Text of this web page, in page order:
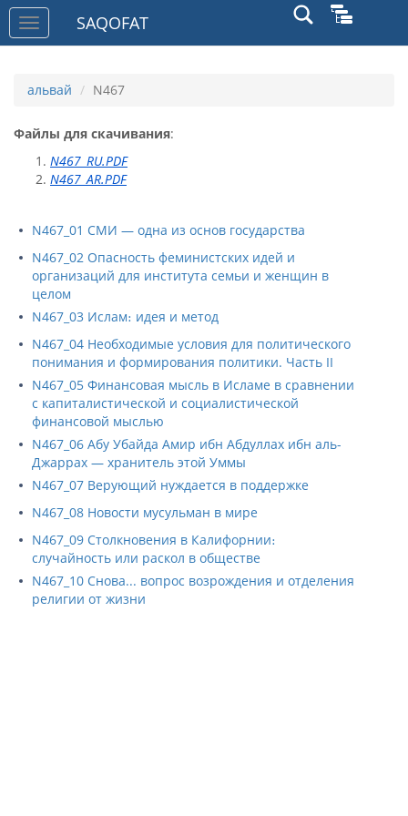
Toggle
navigation
SAQOFAT
альвай N467
Файлы для скачивания:
N467_RU.PDF
N467_AR.PDF
N467_01 СМИ — одна из основ государства
N467_02 Опасность феминистских идей и
организаций для института семьи и женщин в
целом
N467_03 Ислам։ идея и метод
N467_04 Необходимые условия для политического
понимания и формирования политики. Часть II
N467_05 Финансовая мысль в Исламе в сравнении
с капиталистической и социалистической
финансовой мыслью
N467_06 Абу Убайда Амир ибн Абдуллах ибн аль-
Джаррах — хранитель этой Уммы
N467_07 Верующий нуждается в поддержке
N467_08 Новости мусульман в мире
N467_09 Столкновения в Калифорнии։
случайность или раскол в обществе
N467_10 Снова... вопрос возрождения и отделения
религии от жизни